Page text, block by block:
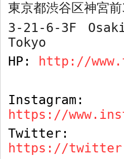
東京都渋谷区神宮前
3-21-6-3F
Tokyo
HP:
http://
Instagram:
https://
Twitter:
https://